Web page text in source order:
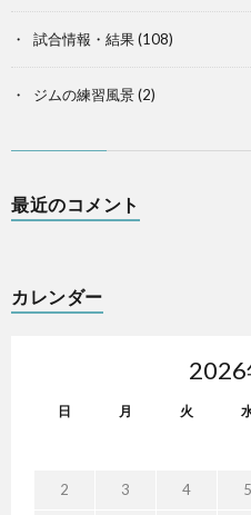
試合情報・結果(108)
ジムの練習風景(2)
最近のコメント
カレンダー
2026
日 月 火
2 3 4 5